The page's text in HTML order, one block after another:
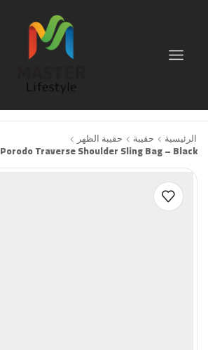
الرئيسية حقيبة حقيبة الظهر
Porodo Traverse Shoulder Sling Bag – Black